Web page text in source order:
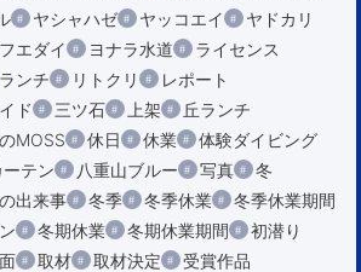
ヤシャハゼ ヤッコエイ
ヤドカリ
エダイ ヨナラ水道
ライセンス
ランチ リトクリ
レポート
ド 三ツ石 上架
丘ランチ
MOSS 休日 休業
体験ダイビング
テン 八重山ブルー 写真
冬
出来事 冬季 冬季休業
冬季休業期間
冬期休業 冬期休業期間
初潜り
取材 取材決定
受賞作品